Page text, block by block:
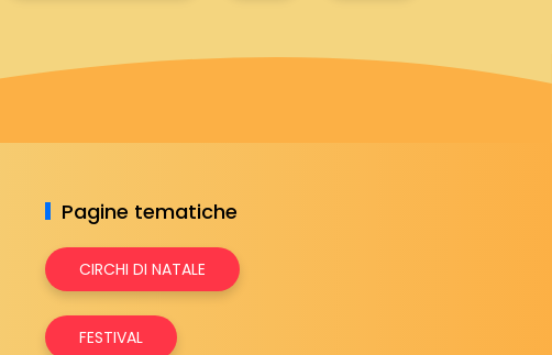
Pagine tematiche
CIRCHI DI NATALE
FESTIVAL